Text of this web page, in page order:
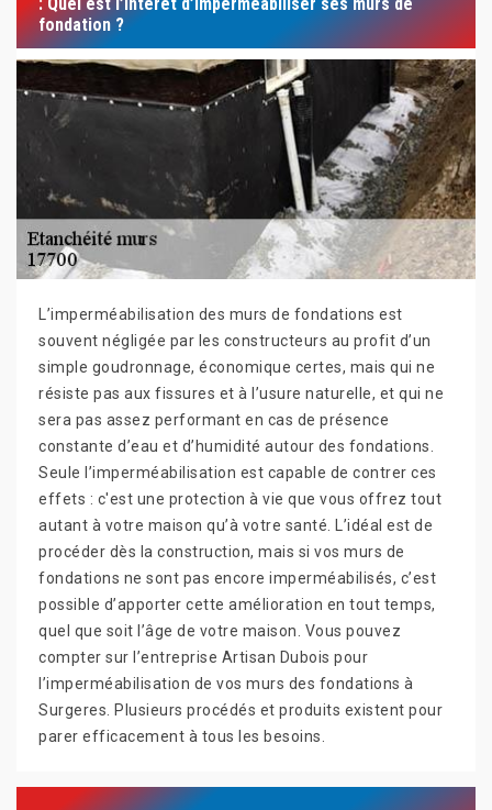
fondation ?
L’imperméabilisation des murs de fondations est
souvent négligée par les constructeurs au profit d’un
simple goudronnage, économique certes, mais qui ne
résiste pas aux fissures et à l’usure naturelle, et qui ne
sera pas assez performant en cas de présence
constante d’eau et d’humidité autour des fondations.
Seule l’imperméabilisation est capable de contrer ces
effets : c'est une protection à vie que vous offrez tout
autant à votre maison qu’à votre santé. L’idéal est de
procéder dès la construction, mais si vos murs de
fondations ne sont pas encore imperméabilisés, c’est
possible d’apporter cette amélioration en tout temps,
quel que soit l’âge de votre maison. Vous pouvez
compter sur l’entreprise Artisan Dubois pour
l’imperméabilisation de vos murs des fondations à
Surgeres. Plusieurs procédés et produits existent pour
parer efficacement à tous les besoins.